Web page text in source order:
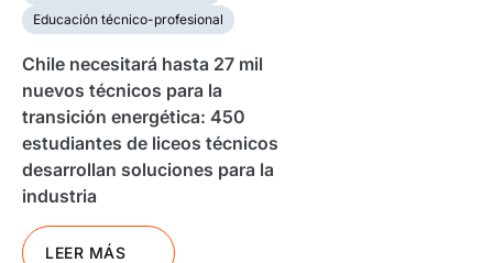
Educación técnico-profesional
Chile necesitará hasta 27 mil
nuevos técnicos para la
transición energética: 450
estudiantes de liceos técnicos
desarrollan soluciones para la
industria
LEER MÁS